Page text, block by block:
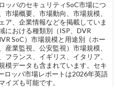
ッパのセキュリティSoC市場につ
市場概要、市場動向、市場規模、
ア、企業情報などを掲載していま
における種類別（ISP、DVR
SoC）市場規模と用途別（ホー
産業監視、公安監視）市場規模、
フランス、イギリス、イタリア、
模データも含まれています。セキ
ロッパ市場レポートは2026年英語
イズも可能です。